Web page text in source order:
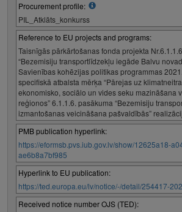
Procurement profile:
PIL_Atklāts_konkurss
Reference to EU projects and programs:
Taisnīgās pārkārtošanas fonda projekta
“Bezemisiju transportlīdzekļu iegāde Balvu
Savienības kohēzijas politikas programmas
specifiskā atbalsta mērķa “Pārejas uz
ekonomisko, sociālo un vides seku mazināšana
reģionos” 6.1.1.6. pasākuma “Bezemisiju
izmantošanas veicināšana pašvaldībās”
PMB publication hyperlink:
https://eformsb.pvs.iub.gov.lv/show/12625a18-
ae6b8a7bf985
Hyperlink to EU publication:
https://ted.europa.eu/lv/notice/-/detail/254417-
Received notice number OJS (TED):